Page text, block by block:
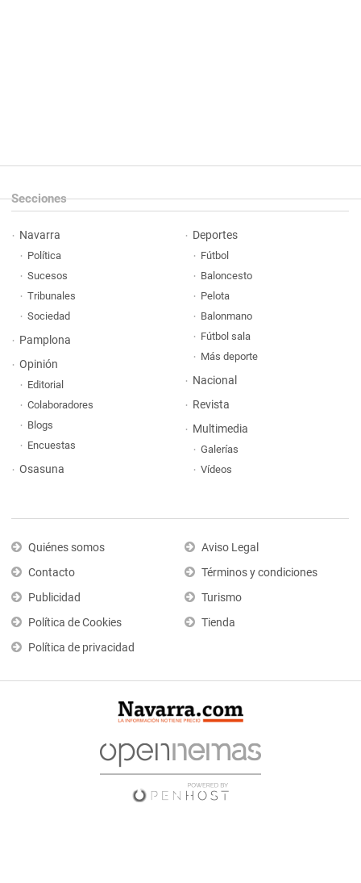
Secciones
Navarra
Política
Sucesos
Tribunales
Sociedad
Pamplona
Opinión
Editorial
Colaboradores
Blogs
Encuestas
Osasuna
Deportes
Fútbol
Baloncesto
Pelota
Balonmano
Fútbol sala
Más deporte
Nacional
Revista
Multimedia
Galerías
Vídeos
Quiénes somos
Contacto
Publicidad
Política de Cookies
Política de privacidad
Aviso Legal
Términos y condiciones
Turismo
Tienda